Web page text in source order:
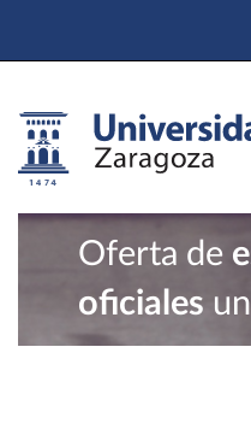
Oferta de
oficiales